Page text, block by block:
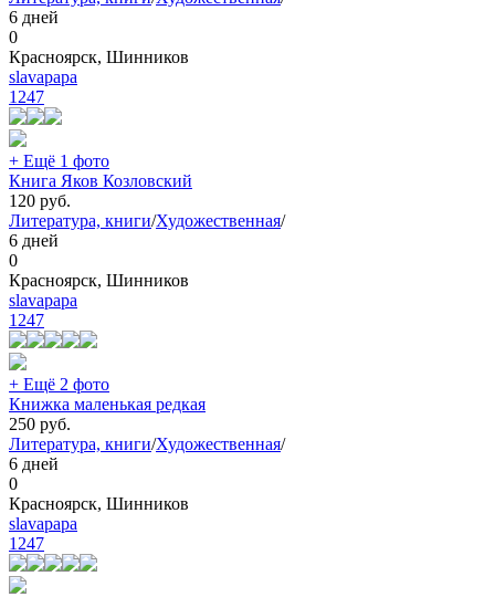
6 дней
0
Красноярск, Шинников
slavapapa
1247
+ Ещё 1 фото
Книга Яков Козловский
120 руб.
Литература, книги/Художественная/
6 дней
0
Красноярск, Шинников
slavapapa
1247
+ Ещё 2 фото
Книжка маленькая редкая
250 руб.
Литература, книги/Художественная/
6 дней
0
Красноярск, Шинников
slavapapa
1247